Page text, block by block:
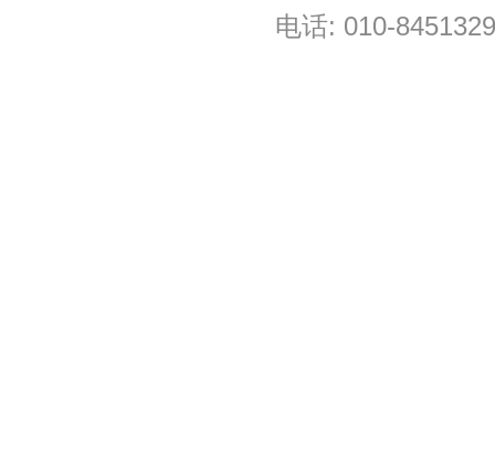
电话: 010-